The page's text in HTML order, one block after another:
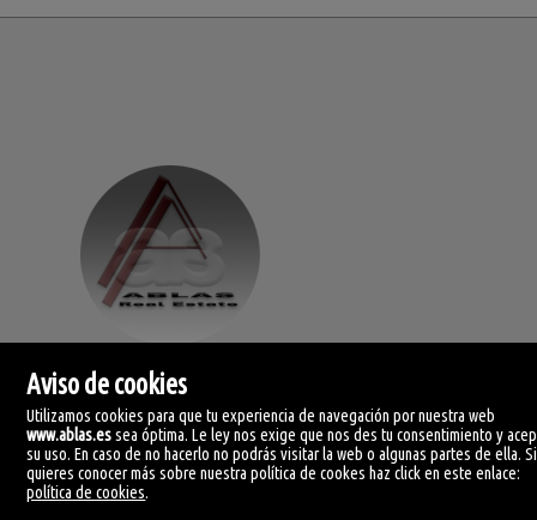
® ablas real estate
av. ramón y cajal, 32.
46470 catarroja. (vlc).
centralita: (+34) 960 119 145
Aviso de cookies
Utilizamos cookies para que tu experiencia de navegación por nuestra web
www.ablas.essea óptima. Le ley nos exige que nos des tu consentimiento y
su uso. En caso de no hacerlo no podrás visitar la web o algunas partes de ella. Si
quieres conocer más sobre nuestra política de cookes haz click en este enlace:
política de cookies.